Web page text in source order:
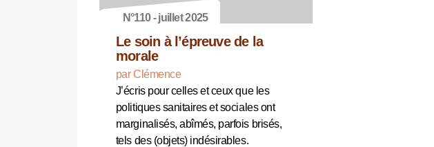
N°110 - juillet 2025
Le soin à l’épreuve de la
morale
par Clémence
J’écris pour celles et ceux que les
politiques sanitaires et sociales ont
marginalisés, abîmés, parfois brisés,
tels des (objets) indésirables.